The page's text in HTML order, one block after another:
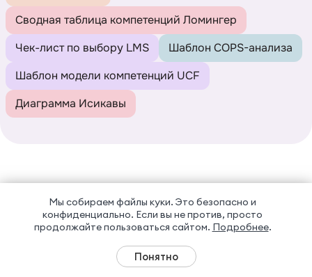
Сводная таблица компетенций Ломингер
Чек-лист по выбору LMS
Шаблон COPS-анализа
Шаблон модели компетенций UCF
Диаграмма Исикавы
Мы собираем файлы куки. Это безопасно и
конфиденциально. Если вы не против, просто
продолжайте пользоваться сайтом. Подробнее.
Понятно